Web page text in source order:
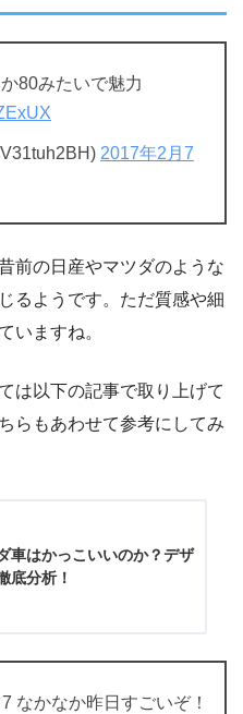
80みたいで魅力
2017年2月7
前の日産やマツダのような
るようです。ただ質感や細
いますね。
は以下の記事で取り上げて
らもあわせて参考にしてみ
車はかっこいいのか？デザ
底分析！
なかなか昨日すごいぞ！